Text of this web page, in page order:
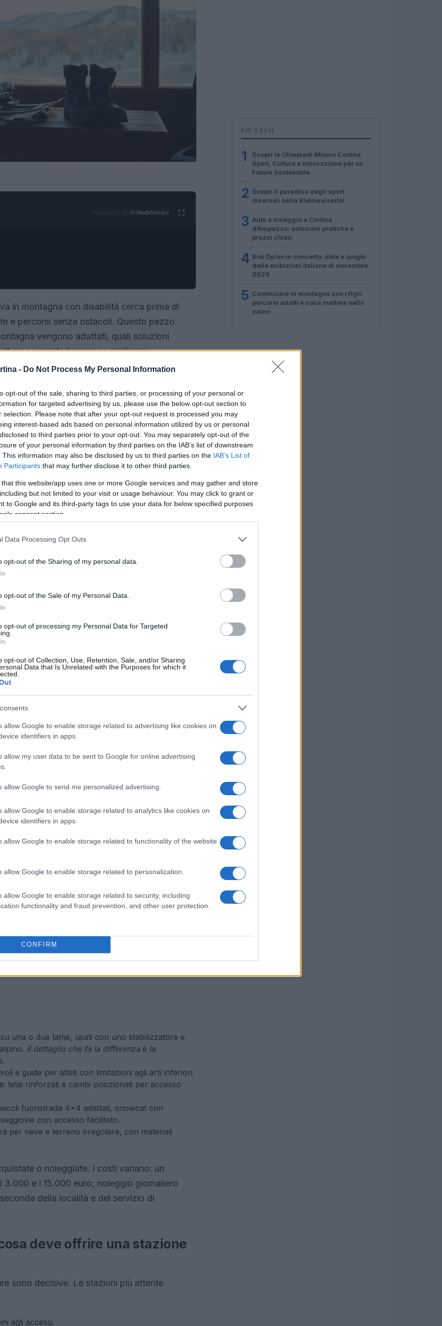
- Do Not Process My Personal Information
opt-out of the sale, sharing to third parties, or processing of your personal or
for targeted advertising by us, please use the below opt-out section to
selection. Please note that after your opt-out request is processed you may
interest-based ads based on personal information utilized by us or personal
to third parties prior to your opt-out. You may separately opt-out of the
of your personal information by third parties on the IAB’s list of downstream
This information may also be disclosed by us to third parties on the IAB’s List of
Participants that may further disclose it to other third parties.
that this website/app uses one or more Google services and may gather and store
but not limited to your visit or usage behaviour. You may click to grant or
to Google and its third-party tags to use your data for below specified purposes
consent section.
Data Processing Opt Outs
opt-out of the Sharing of my personal data.
opt-out of the Sale of my Personal Data.
opt-out of processing my Personal Data for Targeted
opt-out of Collection, Use, Retention, Sale, and/or Sharing
Data that Is Unrelated with the Purposes for which it
allow Google to enable storage related to advertising like cookies on
identifiers in apps.
allow my user data to be sent to Google for online advertising
allow Google to send me personalized advertising.
allow Google to enable storage related to analytics like cookies on
identifiers in apps.
allow Google to enable storage related to functionality of the website
allow Google to enable storage related to personalization.
allow Google to enable storage related to security, including
functionality and fraud prevention, and other user protection.
CONFIRM
AdhubMedia
in montagna con disabilità cerca prima di
e percorsi senza ostacoli. Questo pezzo
vengono adattati, quali soluzioni
e operatori possono migliorare
alla qualità del servizio.
in montagna?
neve, altitudine e infrastrutture
offre esperienze uniche: panoramicità,
permettere a più persone di accedere a
esclusiva
la neve o un accompagnatore formato nelle
in montagna?
di fondo adattato, biathlon paralimpico,
attrezzate, mountain bike handbike e
disciplina richiede adattamenti specifici.
personale
e mezzi
Tra le più diffuse:
su una o due lame, usati con uno stabilizzatore e
Il dettaglio che fa la differenza è la
e guide per atleti con limitazioni agli arti inferiori.
telai rinforzati e cambi posizionati per accesso
fuoristrada 4×4 adattati, snowcat con
con accesso facilitato.
per neve e terreno irregolare, con materiali
o noleggiate. I costi variano: un
e i 15.000 euro; noleggio giornaliero
della località e del servizio di
deve offrire una stazione
sono decisive. Le stazioni più attente
agli accessi.
PIÙ LETTI
1
Scopri le Olimpiadi Milano Cortina:
Sport, Cultura e Innovazione per un
Futuro Sostenibile
2 Scopri il paradiso degli sport
invernali nella Kleinwalsertal
3 Auto a noleggio a Cortina
d’Ampezzo: soluzioni pratiche e
prezzi chiari
4 Bob Dylan in concerto: date e luoghi
delle esibizioni italiane di novembre
2026
5 Camminare in montagna con i figli:
percorsi adatti e cosa mettere nello
zaino